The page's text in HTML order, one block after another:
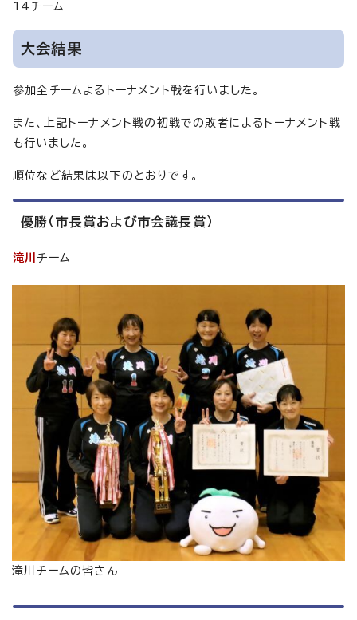
14チーム
大会結果
参加全チームよるトーナメント戦を行いました。
また、上記トーナメント戦の初戦での敗者によるトーナメント戦
も行いました。
順位など結果は以下のとおりです。
優勝（市長賞および市会議長賞）
滝川 チーム
滝川チームの皆さん